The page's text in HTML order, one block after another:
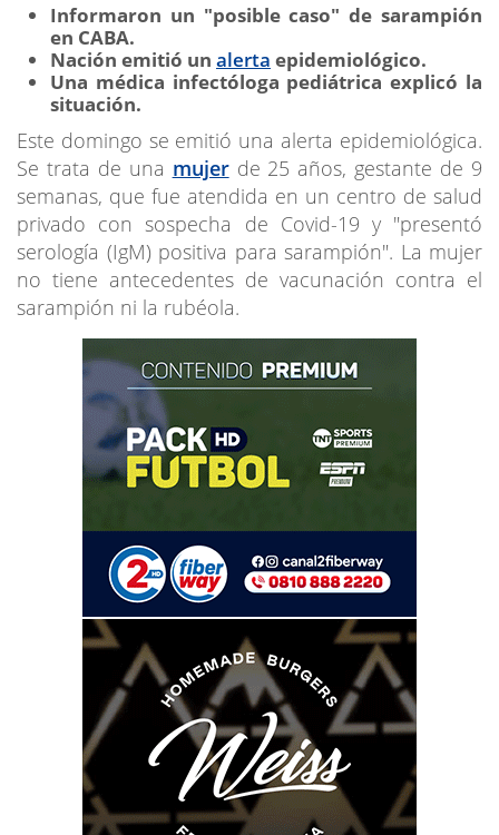
Informaron un "posible caso" de sarampión
en CABA.
Nación emitió un alerta epidemiológico.
Una médica infectóloga pediátrica explicó la
situación.
Este domingo se emitió una alerta epidemiológica.
Se trata de una mujerde 25 años, gestante de 9
semanas, que fue atendida en un centro de salud
privado con sospecha de Covid-19 y "presentó
serología (IgM) positiva para sarampión". La mujer
no tiene antecedentes de vacunación contra el
sarampión ni la rubéola.